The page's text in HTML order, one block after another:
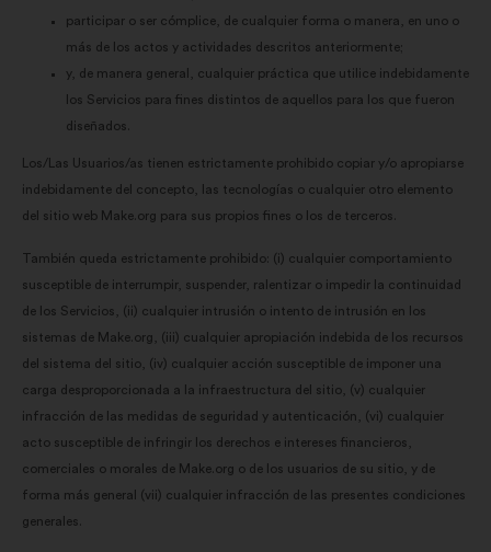
participar o ser cómplice, de cualquier forma o manera, en uno o
más de los actos y actividades descritos anteriormente;
y, de manera general, cualquier práctica que utilice indebidamente
los Servicios para fines distintos de aquellos para los que fueron
diseñados.
Los/Las Usuarios/as tienen estrictamente prohibido copiar y/o apropiarse
indebidamente del concepto, las tecnologías o cualquier otro elemento
del sitio web Make.org para sus propios fines o los de terceros.
También queda estrictamente prohibido: (i) cualquier comportamiento
susceptible de interrumpir, suspender, ralentizar o impedir la continuidad
de los Servicios, (ii) cualquier intrusión o intento de intrusión en los
sistemas de Make.org, (iii) cualquier apropiación indebida de los recursos
del sistema del sitio, (iv) cualquier acción susceptible de imponer una
carga desproporcionada a la infraestructura del sitio, (v) cualquier
infracción de las medidas de seguridad y autenticación, (vi) cualquier
acto susceptible de infringir los derechos e intereses financieros,
comerciales o morales de Make.org o de los usuarios de su sitio, y de
forma más general (vii) cualquier infracción de las presentes condiciones
generales.